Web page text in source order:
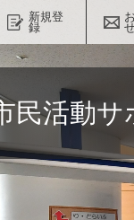
新規登
録
民活動